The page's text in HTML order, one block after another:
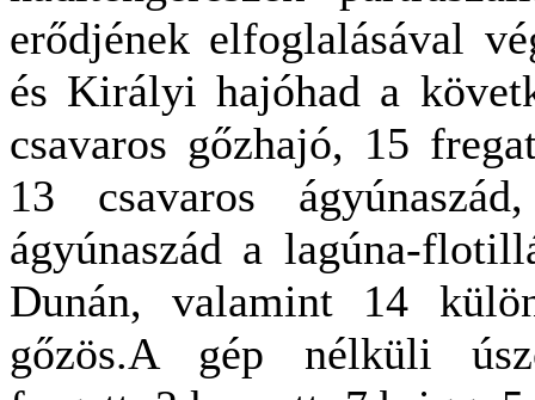
erődjének elfoglalásával
és Királyi hajóhad a
csavaros gőzhajó, 15
13 csavaros
ágyúnaszád a lagúna-
Dunán, valamint 14
gőzös.A gép nélküli